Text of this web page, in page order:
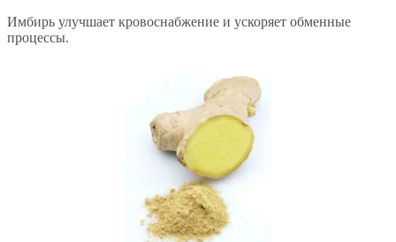
Имбирь улучшает кровоснабжение и ускоряет обменные
процессы.